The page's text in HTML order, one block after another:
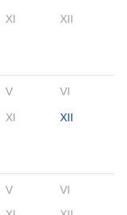
XI XII
V VI
XI XII
V
VI